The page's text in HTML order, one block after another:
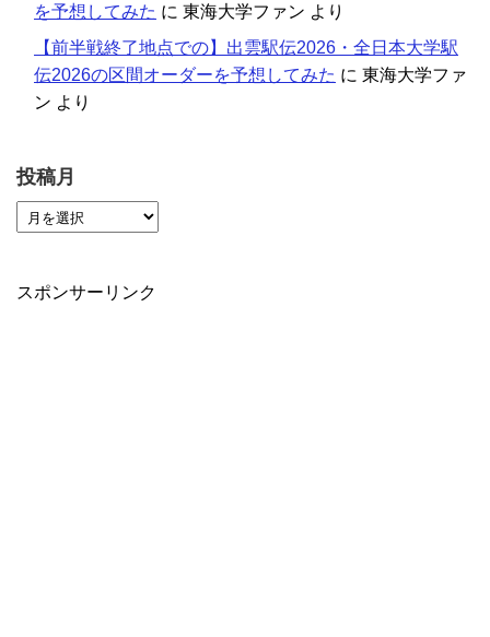
を予想してみた に 東海大学ファン より
【前半戦終了地点での】出雲駅伝2026・全日本大学駅
伝2026の区間オーダーを予想してみた に 東海大学ファ
ン より
投稿月
スポンサーリンク